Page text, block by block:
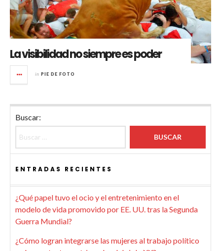
La visibilidad no siempre es poder
in PIE DE FOTO
Buscar:
ENTRADAS RECIENTES
¿Qué papel tuvo el ocio y el entretenimiento en el
modelo de vida promovido por EE. UU. tras la Segunda
Guerra Mundial?
¿Cómo logran integrarse las mujeres al trabajo político